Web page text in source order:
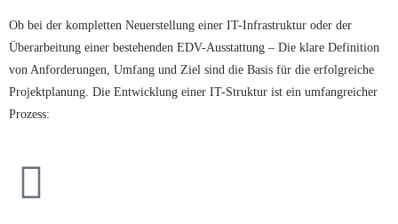
Ob bei der kompletten Neuerstellung einer IT-Infrastruktur oder der
Überarbeitung einer bestehenden EDV-Ausstattung – Die klare Definition
von Anforderungen, Umfang und Ziel sind die Basis für die erfolgreiche
Projektplanung. Die Entwicklung einer IT-Struktur ist ein umfangreicher
Prozess: